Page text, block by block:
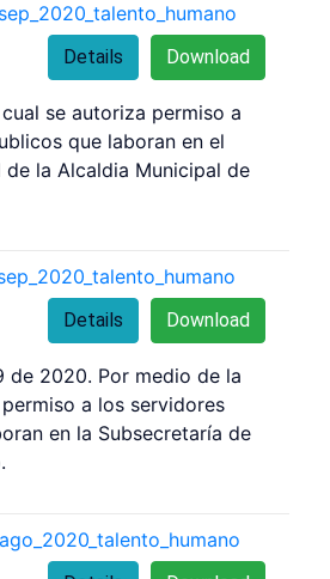
Download
Details
se autoriza permiso a
que laboran en el
de la Alcaldia Municipal de
Download
Details
de 2020. Por medio de la
a los servidores
en la Subsecretaría de